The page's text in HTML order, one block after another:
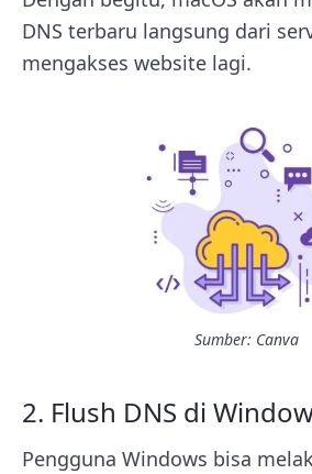
DNS terbaru langsung dari
mengakses website lagi.
Sumber: Canva
2. Flush DNS di
Pengguna Windows bisa